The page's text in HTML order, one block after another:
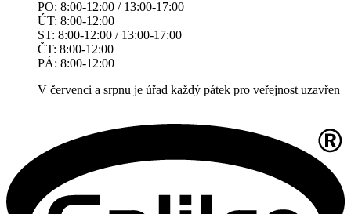
PO: 8:00-12:00 / 13:00-17:00
ÚT: 8:00-12:00
ST: 8:00-12:00 / 13:00-17:00
ČT: 8:00-12:00
PÁ: 8:00-12:00
V červenci a srpnu je úřad každý pátek pro veřejnost uzavřen